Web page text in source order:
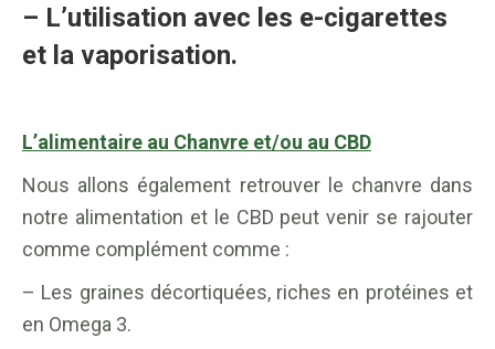
– L’utilisation avec les e-cigarettes
et la vaporisation.
L’alimentaire au Chanvre et/ou au CBD
Nous allons également retrouver le chanvre dans
notre alimentation et le CBD peut venir se rajouter
comme complément comme :
– Les graines décortiquées, riches en protéines et
en Omega 3.